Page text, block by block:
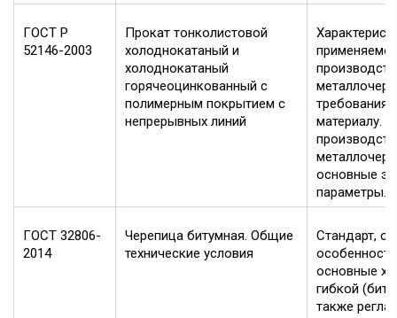
ГОСТ Р
52146-2003
Прокат тонколистовой
холоднокатаный и
холоднокатаный
горячеоцинкованный с
полимерным покрытием с
непрерывных линий
требования
материалу.
основные
параметры.
ГОСТ 32806-
2014
Черепица битумная. Общие
технические условия
Стандарт,
основные
гибкой
также